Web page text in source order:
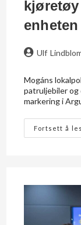
enheten
Ulf
Mogáns
patruljebiler
markering i
Fortsett å